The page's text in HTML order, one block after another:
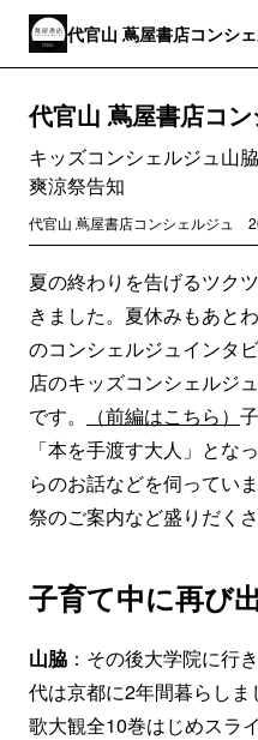
代官山 蔦屋書店コンシ
代官山 蔦屋書店コ
キッズコンシェルジュ山
爽涼祭告知
代官山 蔦屋書店コンシェルジュ
夏の終わりを告げるツク
きました。夏休みもあと
のコンシェルジュインタ
店のキッズコンシェルジ
です。
（前編はこちら）
「本を手渡す大人」とな
らのお話などを伺ってい
祭のご案内など盛りだく
子育て中に再び
山脇 ：その後大学院に行
代は京都に2年間暮らし
歌大観全10巻はじめスラ